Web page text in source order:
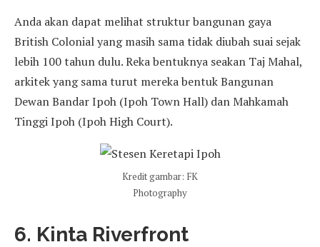
Anda akan dapat melihat struktur bangunan gaya
British Colonial yang masih sama tidak diubah suai sejak
lebih 100 tahun dulu. Reka bentuknya seakan Taj Mahal,
arkitek yang sama turut mereka bentuk Bangunan
Dewan Bandar Ipoh (Ipoh Town Hall) dan Mahkamah
Tinggi Ipoh (Ipoh High Court).
Kredit gambar: FK
Photography
6. Kinta Riverfront